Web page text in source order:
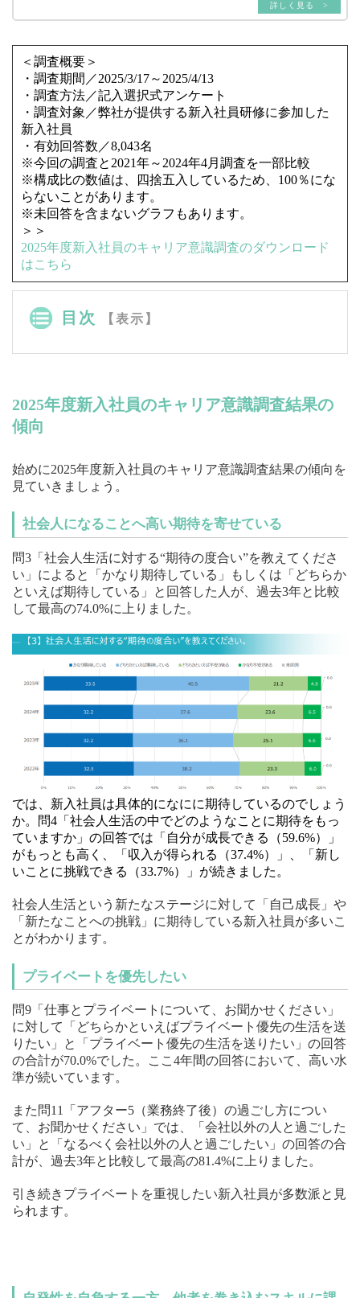
詳しく見る >
＜調査概要＞
・調査期間／2025/3/17～2025/4/13
・調査方法／記入選択式アンケート
・調査対象／弊社が提供する新入社員研修に参加した
新入社員
・有効回答数／8,043名
※今回の調査と2021年～2024年4月調査を一部比較
※構成比の数値は、四捨五入しているため、100％にな
らないことがあります。
※未回答を含まないグラフもあります。
＞＞
2025年度新入社員のキャリア意識調査のダウンロード
はこちら
目次 【表示】
2025年度新入社員のキャリア意識調査結果の
傾向
始めに2025年度新入社員のキャリア意識調査結果の傾向を
見ていきましょう。
社会人になることへ高い期待を寄せている
問3「社会人生活に対する“期待の度合い”を教えてくださ
い」によると「かなり期待している」もしくは「どちらか
といえば期待している」と回答した人が、過去3年と比較
して最高の74.0%に上りました。
では、新入社員は具体的になにに期待しているのでしょう
か。問4「社会人生活の中でどのようなことに期待をもっ
ていますか」の回答では「自分が成長できる（59.6%）」
がもっとも高く、「収入が得られる（37.4%）」、「新し
いことに挑戦できる（33.7%）」が続きました。
社会人生活という新たなステージに対して「自己成長」や
「新たなことへの挑戦」に期待している新入社員が多いこ
とがわかります。
プライベートを優先したい
問9「仕事とプライベートについて、お聞かせください」
に対して「どちらかといえばプライベート優先の生活を送
りたい」と「プライベート優先の生活を送りたい」の回答
の合計が70.0%でした。ここ4年間の回答において、高い水
準が続いています。
また問11「アフター5（業務終了後）の過ごし方につい
て、お聞かせください」では、「会社以外の人と過ごした
い」と「なるべく会社以外の人と過ごしたい」の回答の合
計が、過去3年と比較して最高の81.4%に上りました。
引き続きプライベートを重視したい新入社員が多数派と見
られます。